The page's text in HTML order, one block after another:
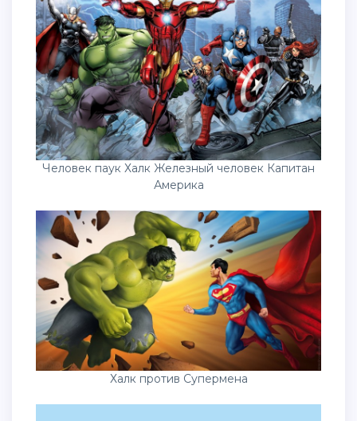
Человек паук Халк Железный человек Капитан
Америка
Халк против Супермена